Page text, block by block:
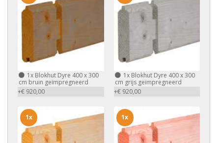
1x Blokhut Dyre 400 x 300
cm bruin geïmpregneerd
+€ 920,00
1xBlokhut Dyre 400 x 300
cm grijs geïmpregneerd
+€ 920,00
1x 1x